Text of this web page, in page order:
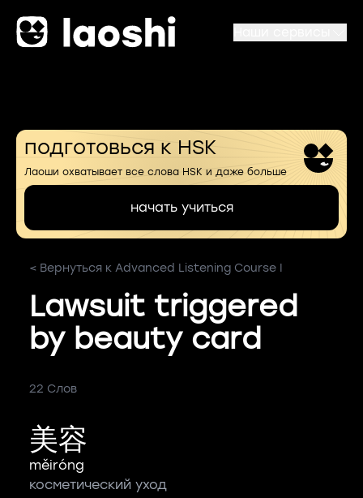
подготовься к HSK
Лаоши охватывает все слова HSK и даже больше
начать учиться
< Вернуться к Advanced Listening Course I
Lawsuit triggered
by beauty card
22 Слов
美容
měiróng
косметический уход